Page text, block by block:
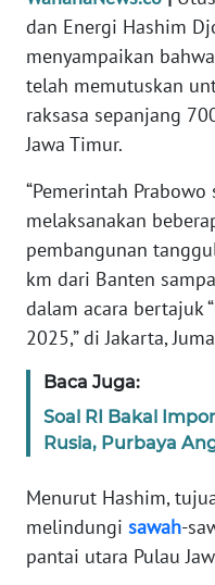
dan Energi Hashim
menyampaikan
telah memutuskan
raksasa sepanjang
Jawa Timur.
“Pemerintah
melaksanakan
pembangunan
km dari Banten
dalam acara bertajuk
2025,” di Jakarta,
Baca Juga:
Soal RI Bakal
Rusia, Purbaya
Menurut Hashim,
melindungi sawah-
pantai utara Pulau
Informasi
INDEKS
BERITA
KONTAK
INFO
IKLAN
TENTANG
KAMI
PEDOMAN
SIBER
KARIR